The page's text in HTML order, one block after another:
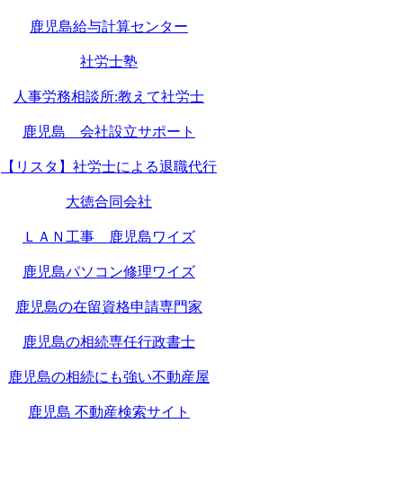
鹿児島給与計算センター
社労士塾
人事労務相談所:教えて社労士
鹿児島 会社設立サポート
【リスタ】社労士による退職代行
大徳合同会社
ＬＡＮ工事 鹿児島ワイズ
鹿児島パソコン修理ワイズ
鹿児島の在留資格申請専門家
鹿児島の相続専任行政書士
鹿児島の相続にも強い不動産屋
鹿児島 不動産検索サイト